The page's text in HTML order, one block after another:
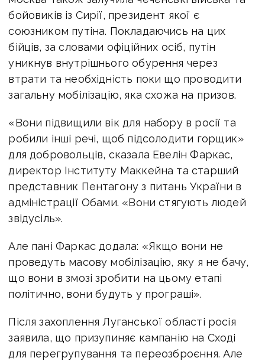
бойовиків із Сирії, президент якої є
союзником путіна. Покладаючись на цих
бійців, за словами офіційних осіб, путін
уникнув внутрішнього обурення через
втрати та необхідність поки що проводити
загальну мобілізацію, яка схожа на призов.
«Вони підвищили вік для набору в росії та
робили інші речі, щоб підсолодити горщик»
для добровольців, сказала Евелін Фаркас,
директор Інституту Маккейна та старший
представник Пентагону з питань України в
адміністрації Обами. «Вони стягують людей
звідусіль».
Але пані Фаркас додала: «Якщо вони не
проведуть масову мобілізацію, яку я не бачу,
що вони в змозі зробити на цьому етапі
політично, вони будуть у програші».
Після захоплення Луганської області росія
заявила, що призупиняє кампанію на Сході
для перегрупування та переозброєння. Але